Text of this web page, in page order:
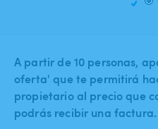
A partir de 10 personas,
oferta' que te permitirá
propietario al precio que
podrás recibir una factura.